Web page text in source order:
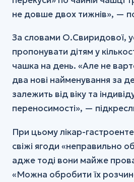
не довше двох тижнів», —
За словами О.Свиридової,
пропонувати дітям у
чашка на день. «Але не
два нові найменування за
залежить від віку та
переносимості», —
При цьому лікар-
свіжі ягоди «неправильно
адже тоді вони майже
«Можна обробити їх